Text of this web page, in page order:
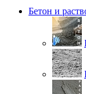
Бетон и